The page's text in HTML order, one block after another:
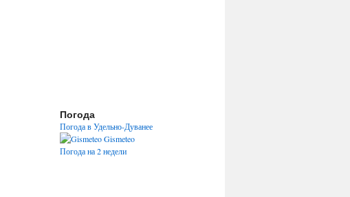
Погода
Погода в Удельно-Дуванее
Gismeteo
Погода на 2 недели